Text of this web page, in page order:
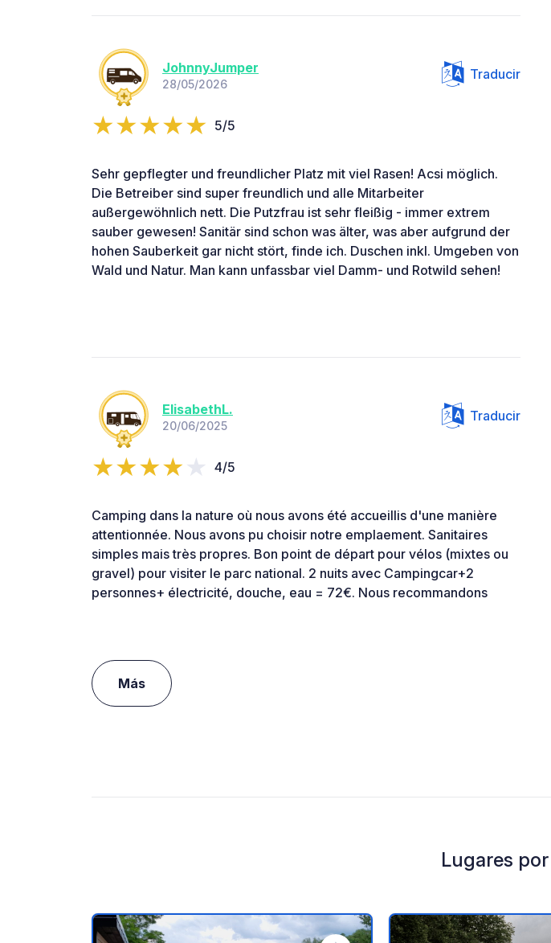
JohnnyJumper
28/05/2026
Traducir
5/5
Sehr gepflegter und freundlicher Platz mit viel Rasen! Acsi möglich.
Die Betreiber sind super freundlich und alle Mitarbeiter
außergewöhnlich nett. Die Putzfrau ist sehr fleißig - immer extrem
sauber gewesen! Sanitär sind schon was älter, was aber aufgrund der
hohen Sauberkeit gar nicht stört, finde ich. Duschen inkl. Umgeben von
Wald und Natur. Man kann unfassbar viel Damm- und Rotwild sehen!
ElisabethL.
20/06/2025
Traducir
4/5
Camping dans la nature où nous avons été accueillis d'une manière
attentionnée. Nous avons pu choisir notre emplaement. Sanitaires
simples mais très propres. Bon point de départ pour vélos (mixtes ou
gravel) pour visiter le parc national. 2 nuits avec Campingcar+2
personnes+ électricité, douche, eau = 72€. Nous recommandons
Más
Lugares